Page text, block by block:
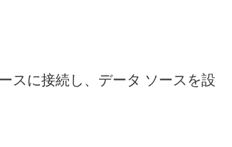
スに接続し、データ ソースを設